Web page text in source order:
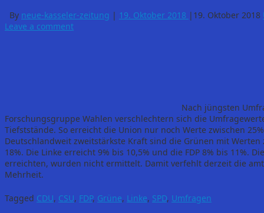
By neue-kasseler-zeitung | 19. Oktober 2018 | 19. Oktober 2018
Leave a comment
Nach jüngsten
Forschungsgruppe Wahlen verschlechtern sich die
Tiefststände. So erreicht die Union nur noch Werte zwischen
Deutschlandweit zweitstärkste Kraft sind die Grünen mit Werten
18%. Die Linke erreicht 9% bis 10,5% und die FDP 8% bis 11%.
erreichten, wurden nicht ermittelt. Damit verfehlt derzeit die
Mehrheit.
Tagged CDU, CSU, FDP, Grüne, Linke, SPD, Umfragen